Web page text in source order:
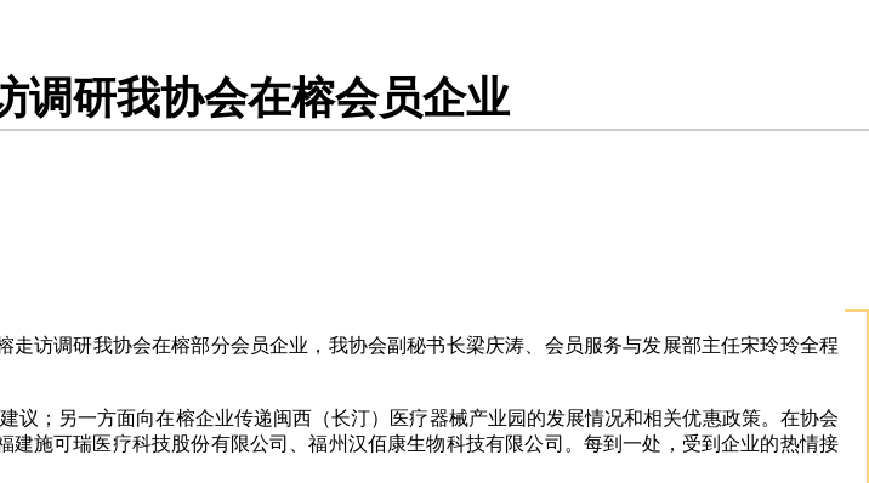
调研我协会在榕会员企业
访调研我协会在榕部分会员企业，我协会副秘书长梁庆涛、会员服务与发展部主任宋玲玲全程
；另一方面向在榕企业传递闽西（长汀）医疗器械产业园的发展情况和相关优惠政策。在协会
施可瑞医疗科技股份有限公司、福州汉佰康生物科技有限公司。每到一处，受到企业的热情接